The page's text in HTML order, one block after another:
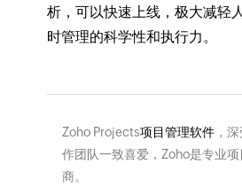
析，可以快速上线，极大减轻
时管理的科学性和执行力。
Zoho Projects项目管理软件，深
作团队一致喜爱，Zoho是专业
商。